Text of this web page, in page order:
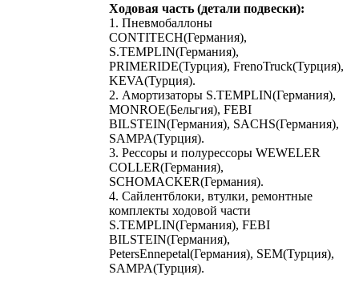
Ходовая часть (детали подвески):
1. Пневмобаллоны
CONTITECH(Германия),
S.TEMPLIN(Германия),
PRIMERIDE(Турция), FrenoTruck(Турция),
KEVA(Турция).
2. Амортизаторы S.TEMPLIN(Германия),
MONROE(Бельгия), FEBI
BILSTEIN(Германия), SACHS(Германия),
SAMPA(Турция).
3. Рессоры и полурессоры WEWELER
COLLER(Германия),
SCHOMACKER(Германия).
4. Сайлентблоки, втулки, ремонтные
комплекты ходовой части
S.TEMPLIN(Германия), FEBI
BILSTEIN(Германия),
PetersEnnepetal(Германия), SEM(Турция),
SAMPA(Турция).